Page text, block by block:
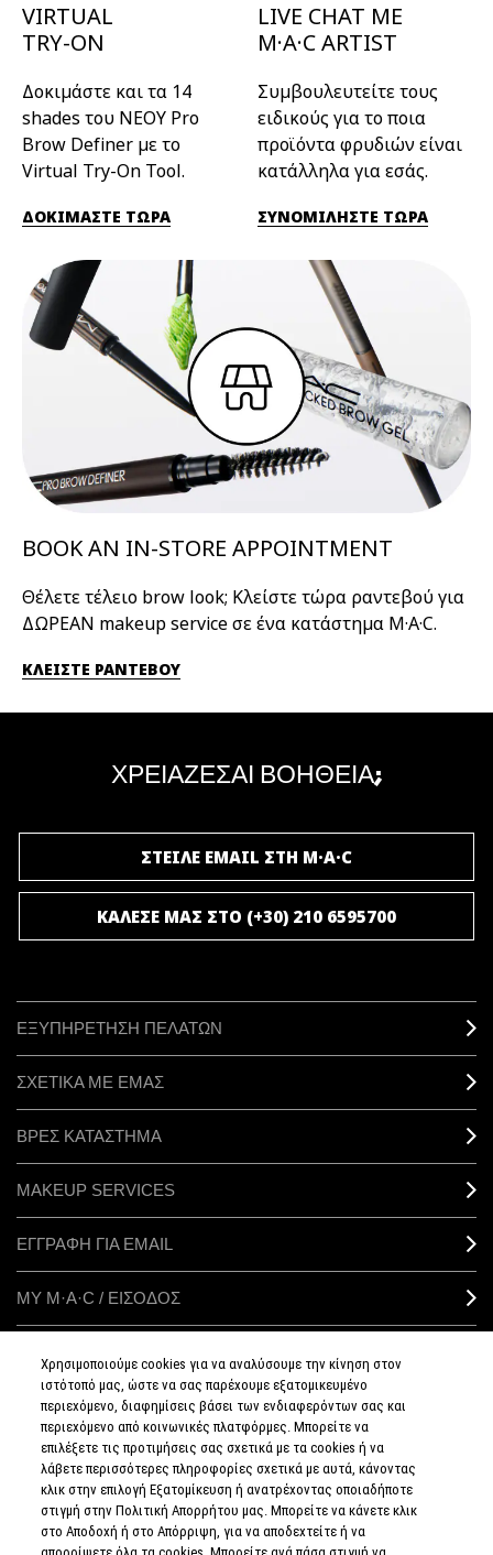
VIRTUAL
TRY-ON
Δοκιμάστε και τα 14
shades του ΝΕΟΥ Pro
Brow Definer με το
Virtual Try-On Tool.
ΔΟΚΙΜΑΣΤΕ ΤΩΡΑ
LIVE CHAT ΜΕ
M·A·C ARTIST
Συμβουλευτείτε τους
ειδικούς για το ποια
προϊόντα φρυδιών είναι
κατάλληλα για εσάς.
ΣΥΝΟΜΙΛΗΣΤΕ ΤΩΡΑ
BOOK AN IN-STORE APPOINTMENT
Θέλετε τέλειο brow look; Κλείστε τώρα ραντεβού για
ΔΩΡΕΑΝ makeup service σε ένα κατάστημα M·A·C.
ΚΛΕΙΣΤΕ ΡΑΝΤΕΒΟΥ
ΧΡΕΙΑΖΕΣΑΙ ΒΟΗΘΕΙΑ;
ΣΤΕΙΛΕ EMAIL ΣΤΗ M·A·C
ΚΑΛΕΣΕ ΜΑΣ ΣΤΟ (+30) 210 6595700
ΕΞΥΠΗΡΕΤΗΣΗ ΠΕΛΑΤΩΝ
ΣΧΕΤΙΚΑ ΜΕ ΕΜΑΣ
ΒΡΕΣ ΚΑΤΑΣΤΗΜΑ
MAKEUP SERVICES
ΕΓΓΡΑΦΗ ΓΙΑ EMAIL
ΜΥ M·A·C / ΕΙΣΟΔΟΣ
ΣΥΝΔΕΘΕΙΤΕ
ΠΟΛΙΤΙΚΗ
ΑΠΟΡΡΗΤΟΥ
ΟΡΟΙ &
Χρησιμοποιούμε cookies για να αναλύσουμε την κίνηση στον
ιστότοπό μας, ώστε να σας παρέχουμε εξατομικευμένο
περιεχόμενο, διαφημίσεις βάσει των ενδιαφερόντων σας και
περιεχόμενο από κοινωνικές πλατφόρμες. Μπορείτε να
επιλέξετε τις προτιμήσεις σας σχετικά με τα cookies ή να
λάβετε περισσότερες πληροφορίες σχετικά με αυτά, κάνοντας
κλικ στην επιλογή Εξατομίκευση ή ανατρέχοντας οποιαδήποτε
στιγμή στην Πολιτική Απορρήτου μας. Μπορείτε να κάνετε κλικ
στο Αποδοχή ή στο Απόρριψη, για να αποδεχτείτε ή να